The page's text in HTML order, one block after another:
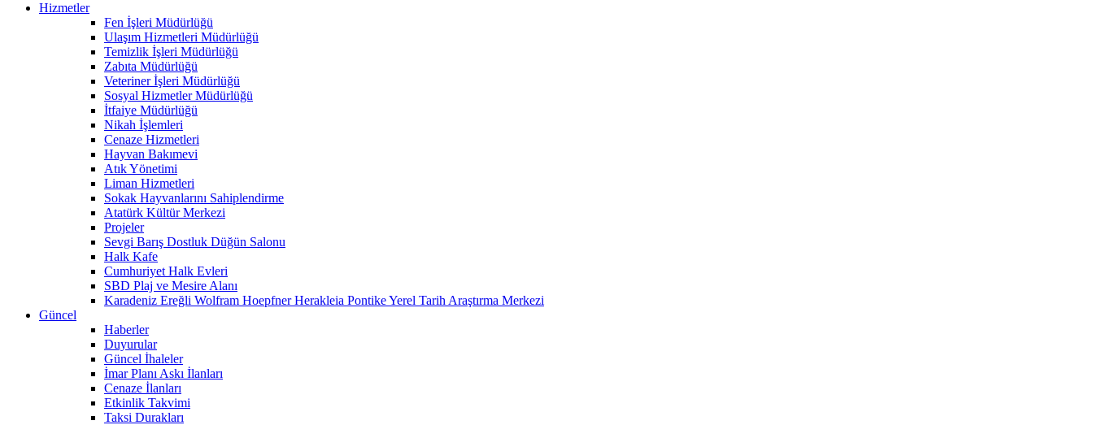
Hizmetler
Fen İşleri Müdürlüğü
Ulaşım Hizmetleri Müdürlüğü
Temizlik İşleri Müdürlüğü
Zabıta Müdürlüğü
Veteriner İşleri Müdürlüğü
Sosyal Hizmetler Müdürlüğü
İtfaiye Müdürlüğü
Nikah İşlemleri
Cenaze Hizmetleri
Hayvan Bakımevi
Atık Yönetimi
Liman Hizmetleri
Sokak Hayvanlarını Sahiplendirme
Atatürk Kültür Merkezi
Projeler
Sevgi Barış Dostluk Düğün Salonu
Halk Kafe
Cumhuriyet Halk Evleri
SBD Plaj ve Mesire Alanı
Karadeniz Ereğli Wolfram Hoepfner Herakleia Pontike Yerel Tarih Araştırma Merkezi
Güncel
Haberler
Duyurular
Güncel İhaleler
İmar Planı Askı İlanları
Cenaze İlanları
Etkinlik Takvimi
Taksi Durakları